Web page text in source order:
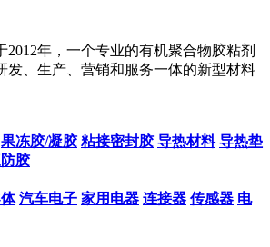
2012年，一个专业的有机聚合物胶粘剂
发、生产、营销和服务一体的新型材料
果冻胶/凝胶 粘接密封胶 导热材料 导热垫
胶
汽车电子 家用电器 连接器 传感器 电